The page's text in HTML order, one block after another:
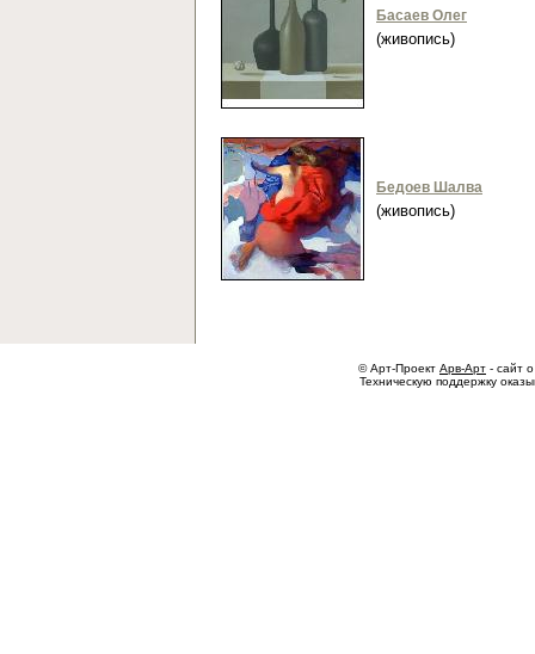
Басаев Олег
(живопись)
Бедоев Шалва
(живопись)
© Арт-Проект Арв-Арт - сайт
Техническую поддержку